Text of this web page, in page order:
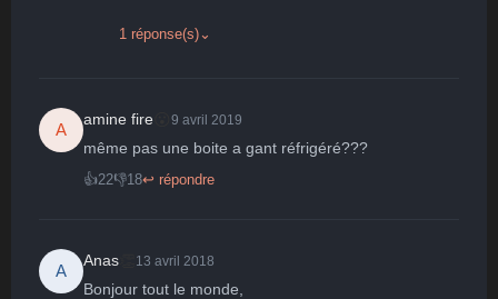
1 réponse(s) ⌄
A
amine fire 9 avril 2019
même pas une boite a gant réfrigéré???
👍22👎18↩ répondre
A
Anas 13 avril 2018
Bonjour tout le monde,